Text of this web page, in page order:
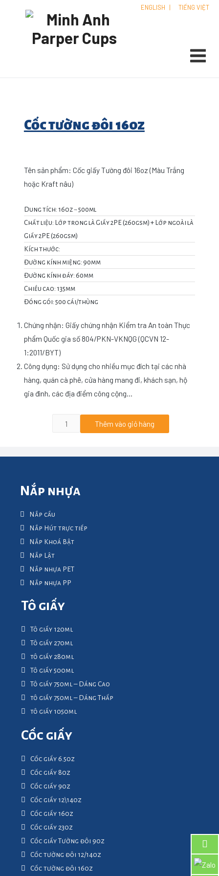
ENGLISH | TIẾNG VIỆT
Cốc tường đôi 16oz
Tên sản phẩm: Cốc giấy Tường đôi 16oz (Màu Trắng
hoặc Kraft nâu)
Dung tích: 16oz ~ 500ml
Chất liệu: Lớp trong là Giấy 2PE (260gsm) + Lớp ngoài là
Giấy 2PE (260gsm)
Kích thước:
Đường kính miệng: 90mm
Đường kính đáy: 60mm
Chiều cao: 135mm
Đóng gói: 500 cái/thùng
Chứng nhận: Giấy chứng nhận Kiểm tra An toàn Thực
phẩm Quốc gia số 804/PKN-VKNQG (QCVN 12-
1:2011/BYT)
Công dụng: Sử dụng cho nhiều mục đích tại các nhà
hàng, quán cà phê, cửa hàng mang đi, khách sạn, hộ
gia đình, các địa điểm công cộng…
Thêm vào giỏ hàng
Nắp nhựa
Nắp cầu
Nắp Hút trực tiếp
Nắp Khoá Bật
Nắp Lật
Nắp nhựa PET
Nắp nhựa PP
Tô giấy
Tô giấy 120ml
Tô giấy 270ml
tô giấy 280ml
Tô giấy 500ml
Tô giấy 750ml – Dáng Cao
tô giấy 750ml – Dáng Thấp
tô giấy 1050ml
Cốc giấy
Cốc giấy 6.5oz
Cốc giấy 8oz
Cốc giấy 9oz
Cốc giấy 12\14oz
Cốc giấy 16oz
Cốc giấy 23oz
Cốc giấy Tường đôi 9oz
Cốc tường đôi 12/14oz
Cốc tường đôi 16oz